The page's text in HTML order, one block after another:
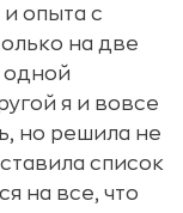
опыта с
на две
одной
я и вовсе
но решила не
список
на все, что